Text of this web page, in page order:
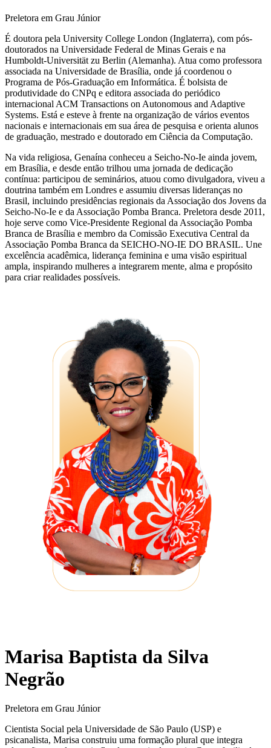
Preletora em Grau Júnior
É doutora pela University College London (Inglaterra), com pós-
doutorados na Universidade Federal de Minas Gerais e na
Humboldt-Universität zu Berlin (Alemanha). Atua como professora
associada na Universidade de Brasília, onde já coordenou o
Programa de Pós-Graduação em Informática. É bolsista de
produtividade do CNPq e editora associada do periódico
internacional ACM Transactions on Autonomous and Adaptive
Systems. Está e esteve à frente na organização de vários eventos
nacionais e internacionais em sua área de pesquisa e orienta alunos
de graduação, mestrado e doutorado em Ciência da Computação.
Na vida religiosa, Genaína conheceu a Seicho-No-Ie ainda jovem,
em Brasília, e desde então trilhou uma jornada de dedicação
contínua: participou de seminários, atuou como divulgadora, viveu a
doutrina também em Londres e assumiu diversas lideranças no
Brasil, incluindo presidências regionais da Associação dos Jovens da
Seicho-No-Ie e da Associação Pomba Branca. Preletora desde 2011,
hoje serve como Vice-Presidente Regional da Associação Pomba
Branca de Brasília e membro da Comissão Executiva Central da
Associação Pomba Branca da SEICHO-NO-IE DO BRASIL. Une
excelência acadêmica, liderança feminina e uma visão espiritual
ampla, inspirando mulheres a integrarem mente, alma e propósito
para criar realidades possíveis.
Marisa Baptista da Silva
Negrão
Preletora em Grau Júnior
Cientista Social pela Universidade de São Paulo (USP) e
psicanalista, Marisa construiu uma formação plural que integra